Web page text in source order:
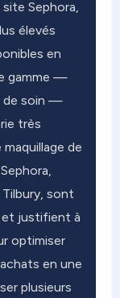
Sephora,
élevés
en
gamme —
de soin —
très
de
sont
et justifient à
optimiser
en une
plusieurs